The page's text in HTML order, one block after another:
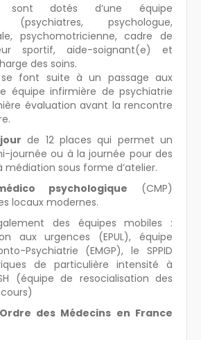
sont dotés d’une équipe
(psychiatres, psychologue,
psychomotricienne, cadre de
sportif, aide-soignant(e) et
des soins.
se font suite à un passage aux
équipe infirmière de psychiatrie
évaluation avant la rencontre
de 12 places qui permet un
journée ou à la journée pour des
sous forme d’atelier.
psychologique (CMP)
locaux modernes.
des équipes mobiles :
aux urgences (EPUL), équipe
Psychiatrie (EMGP), le SPPID
de particulière intensité à
(équipe de resocialisation des
des Médecins en France